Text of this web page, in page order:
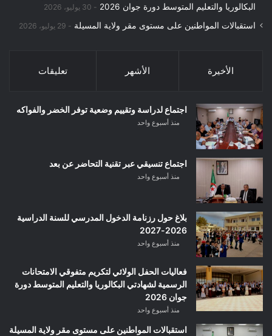
البكالوريا والتعليم المتوسط دورة جوان 2026
30 يوليو، 2026
استقبالات المواطنين على مستوى مقر ولاية المسيلة 29 يوليو، 2026
الأخيرة الأشهر تعليقات
اجتماع لدراسة وتقييم وضعية توفر الخضر والفواكه
منذ أسبوع واحد
اجتماع تنسيقي عبر تقنية التحاضر عن بعد
منذ أسبوع واحد
بلاغ حول رزنامة الدخول المدرسي للسنة الدراسية
2026-2027
منذ أسبوع واحد
فعاليات الحفل الولائي لتكريم متفوقي الامتحانات
الرسمية لشهادتي البكالوريا والتعليم المتوسط دورة
جوان 2026
منذ أسبوع واحد
استقبالات المواطنين على مستوى مقر ولاية المسيلة